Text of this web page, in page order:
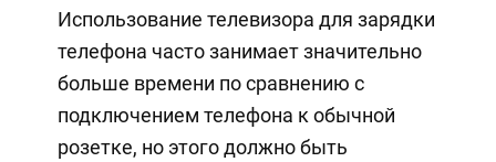
Использование телевизора для зарядки
телефона часто занимает значительно
больше времени по сравнению с
подключением телефона к обычной
розетке, но этого должно быть